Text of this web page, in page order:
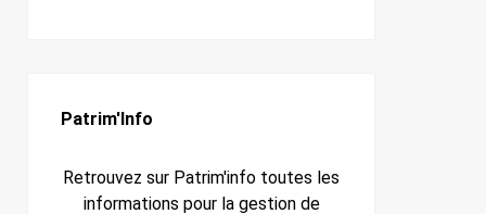
Patrim'Info
Retrouvez sur Patrim'info toutes les
informations pour la gestion de